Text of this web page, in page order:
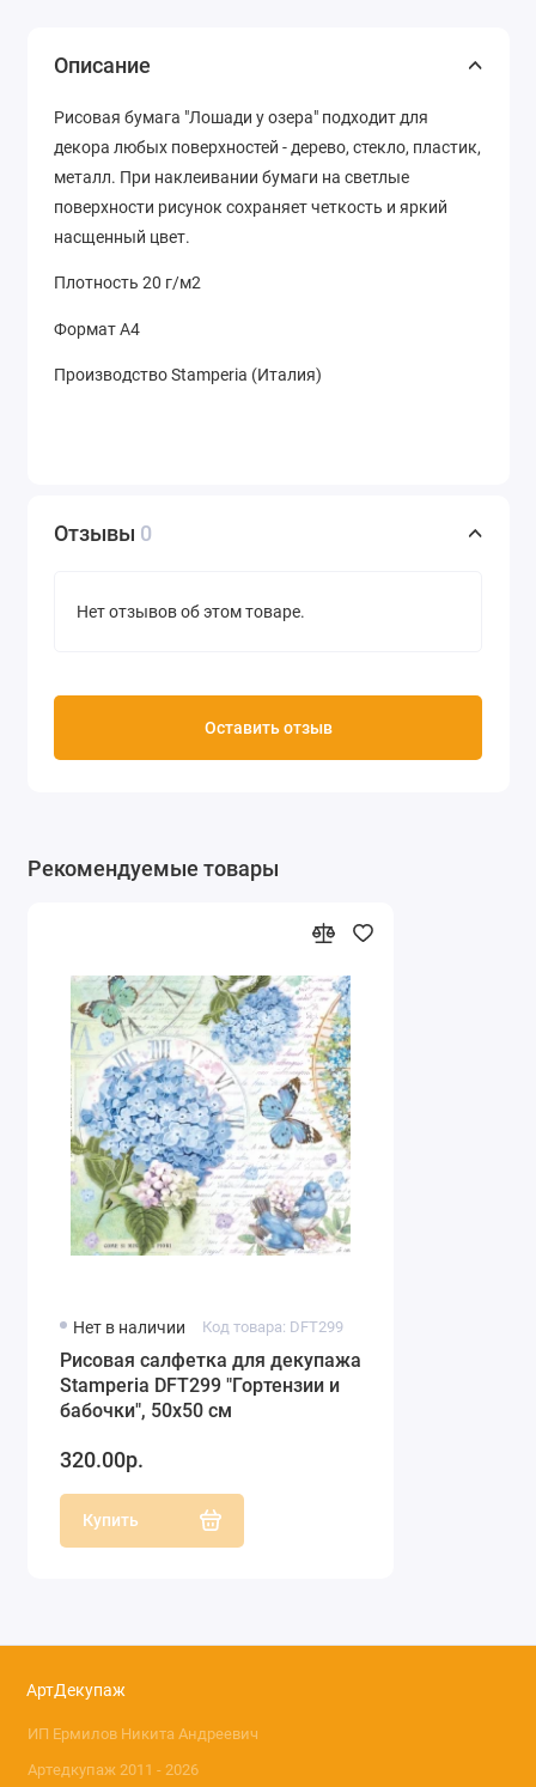
Описание
Рисовая бумага "Лошади у озера" подходит для
декора любых поверхностей - дерево, стекло, пластик,
металл. При наклеивании бумаги на светлые
поверхности рисунок сохраняет четкость и яркий
насщенный цвет.
Плотность 20 г/м2
Формат А4
Производство Stamperia (Италия)
Отзывы 0
Нет отзывов об этом товаре.
Оставить отзыв
Рекомендуемые товары
Нет в наличии Код товара: DFT299
Рисовая салфетка для декупажа
Stamperia DFT299 "Гортензии и
бабочки", 50х50 см
320.00р.
Купить
АртДекупаж
ИП Ермилов Никита Андреевич
Артедкупаж 2011 - 2026